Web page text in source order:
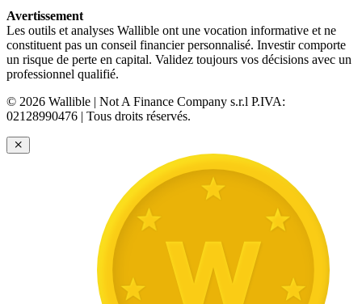
Avertissement
Les outils et analyses Wallible ont une vocation informative et ne
constituent pas un conseil financier personnalisé. Investir comporte
un risque de perte en capital. Validez toujours vos décisions avec un
professionnel qualifié.
© 2026 Wallible | Not A Finance Company s.r.l P.IVA:
02128990476 | Tous droits réservés.